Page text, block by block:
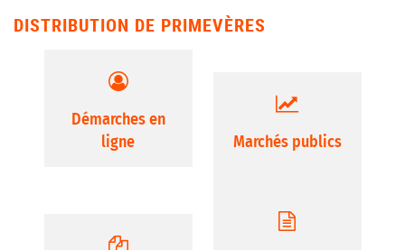
DISTRIBUTION DE PRIMEVÈRES
Démarches en
ligne
Marchés publics